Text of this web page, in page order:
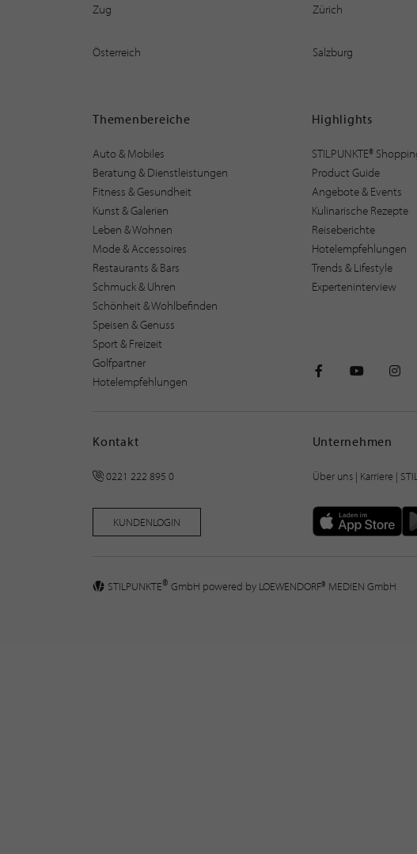
Zug
Zürich
Österreich Salzburg
Themenbereiche
Auto & Mobiles
Beratung & Dienstleistungen
Fitness & Gesundheit
Kunst & Galerien
Leben & Wohnen
Mode & Accessoires
Restaurants & Bars
Schmuck & Uhren
Schönheit & Wohlbefinden
Speisen & Genuss
Sport & Freizeit
Golfpartner
Hotelempfehlungen
Highlights
STILPUNKTE®
Product Guide
Angebote & Events
Kulinarische Rezepte
Reiseberichte
Hotelempfehlungen
Trends & Lifestyle
Experteninterview
Kontakt
0221 222 895 0
KUNDENLOGIN
Unternehmen
Über uns| Karriere |
STILPUNKTE® GmbH powered by LOEWENDORF® MEDIEN GmbH